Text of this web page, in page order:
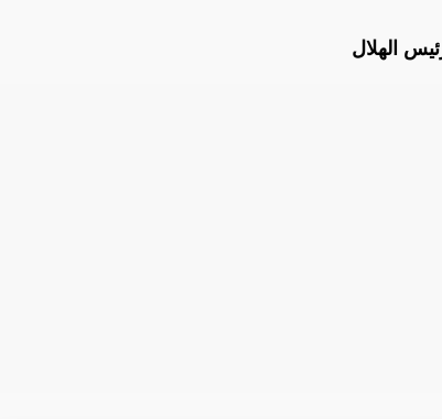
الهلال